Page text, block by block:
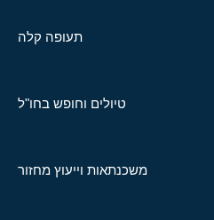
תעופה קלה
טיולים וחופש בחו"ל
משכנתאות וייעוץ מחזור